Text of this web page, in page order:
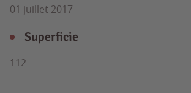
01 juillet 2017
Superficie
112